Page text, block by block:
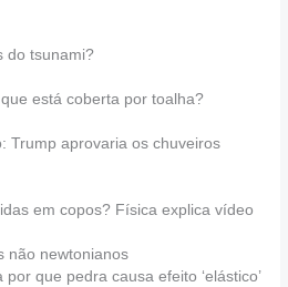
do tsunami?
que está coberta por toalha?
Trump aprovaria os chuveiros
em copos? Física explica vídeo
não newtonianos
por que pedra causa efeito ‘elástico’